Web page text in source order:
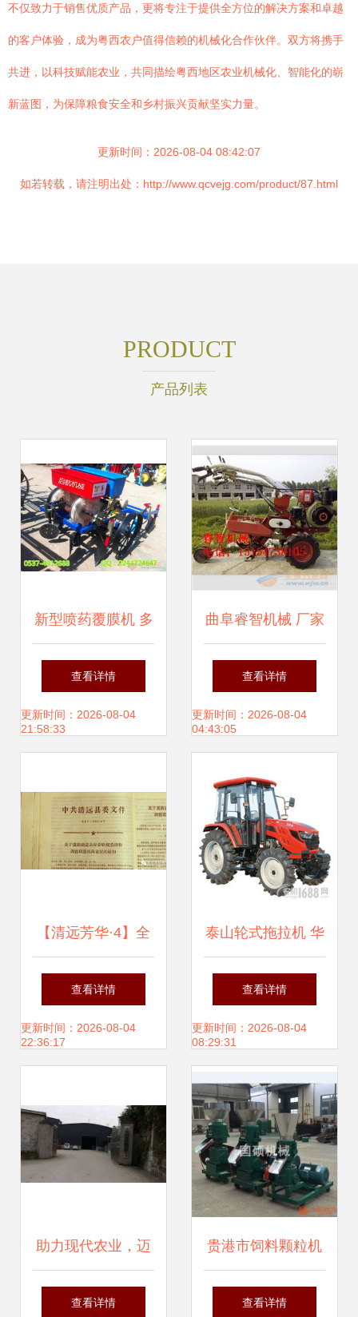
不仅致力于销售优质产品，更将专注于提供全方位的解决方案和卓越
的客户体验，成为粤西农户值得信赖的机械化合作伙伴。双方将携手
共进，以科技赋能农业，共同描绘粤西地区农业机械化、智能化的崭
新蓝图，为保障粮食安全和乡村振兴贡献坚实力量。
更新时间：2026-08-04 08:42:07
如若转载，请注明出处：http://www.qcvejg.com/product/87.html
PRODUCT
产品列表
新型喷药覆膜机 多
功能播种覆膜机引
领农业机械化新变
查看详情
更新时间：2026-08-04
21:58:33
曲阜睿智机械 厂家
直销开沟机，专注
农业机械优质销售
查看详情
更新时间：2026-08-04
04:43:05
【清远芳华·4】全
国来了三万多人考
察清远,是时候.
查看详情
更新时间：2026-08-04
22:36:17
泰山轮式拖拉机 华
池县经销商与服务
支持
查看详情
更新时间：2026-08-04
08:29:31
助力现代农业，迈
向丰收未来——[公
查看详情
贵港市饲料颗粒机
厂家直销 家禽饲料
查看详情